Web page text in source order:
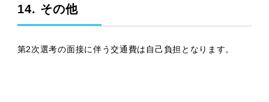
14. その他
第2次選考の面接に伴う交通費は自己負担となります。